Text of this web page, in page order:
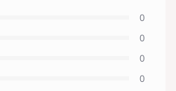
0
0
0
0